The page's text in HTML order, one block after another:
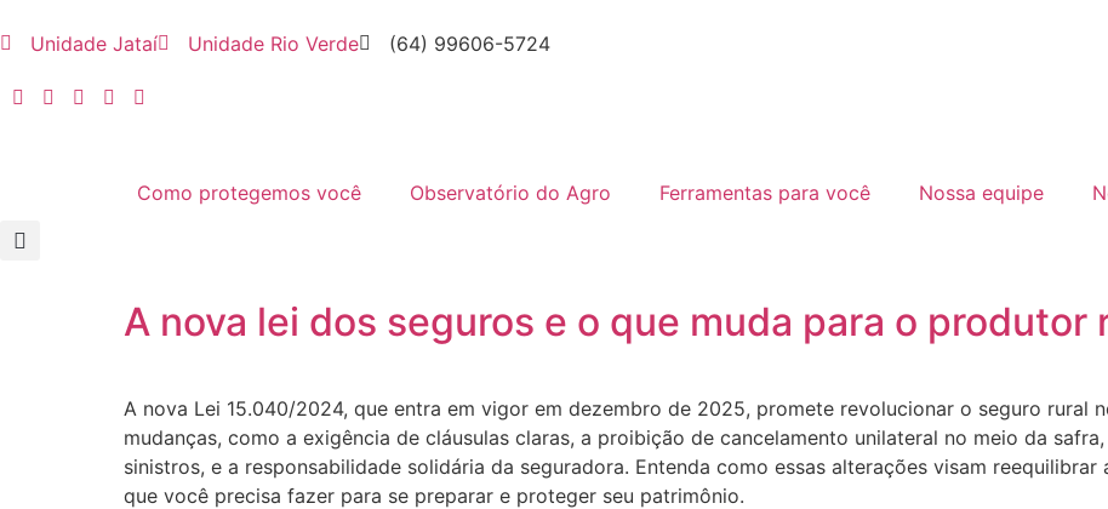
Unidade Jataí Unidade Rio Verde (64) 99606-5724
Como protegemos você Observatório do Agro Ferramentas para você Nossa equipe
A nova lei dos seguros e o que muda para o produtor
A nova Lei 15.040/2024, que entra em vigor em dezembro de 2025, promete revolucionar o seguro rural
mudanças, como a exigência de cláusulas claras, a proibição de cancelamento unilateral no meio da
sinistros, e a responsabilidade solidária da seguradora. Entenda como essas alterações visam
que você precisa fazer para se preparar e proteger seu patrimônio.